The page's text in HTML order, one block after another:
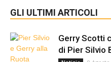
GLI ULTIMI ARTICOLI
Gerry Scotti
di Pier Silvio